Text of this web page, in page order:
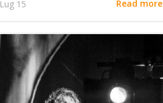
Lug 15 Read more